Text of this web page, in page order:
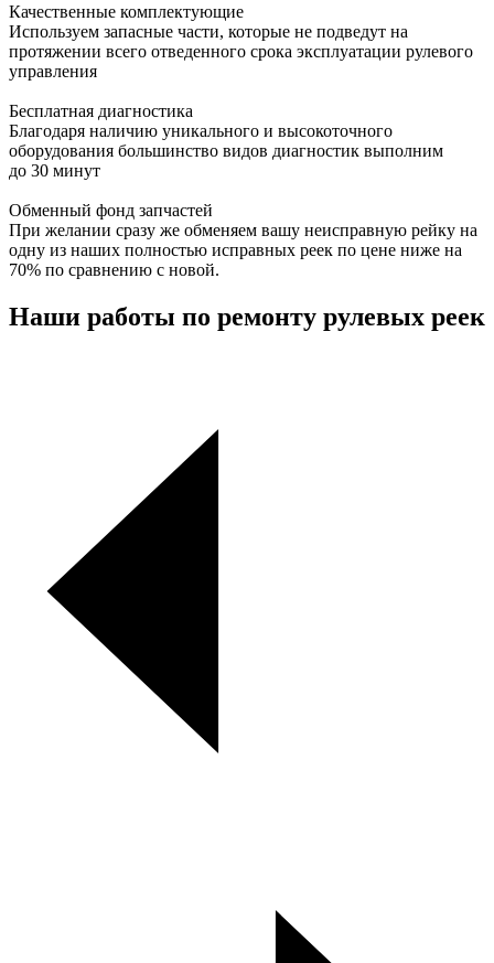
Качественные комплектующие
Используем запасные части, которые не подведут на
протяжении всего отведенного срока эксплуатации рулевого
управления
Бесплатная диагностика
Благодаря наличию уникального и высокоточного
оборудования большинство видов диагностик выполним
до 30 минут
Обменный фонд запчастей
При желании сразу же обменяем вашу неисправную рейку на
одну из наших полностью исправных реек по цене ниже на
70% по сравнению с новой.
Наши работы по ремонту рулевых реек